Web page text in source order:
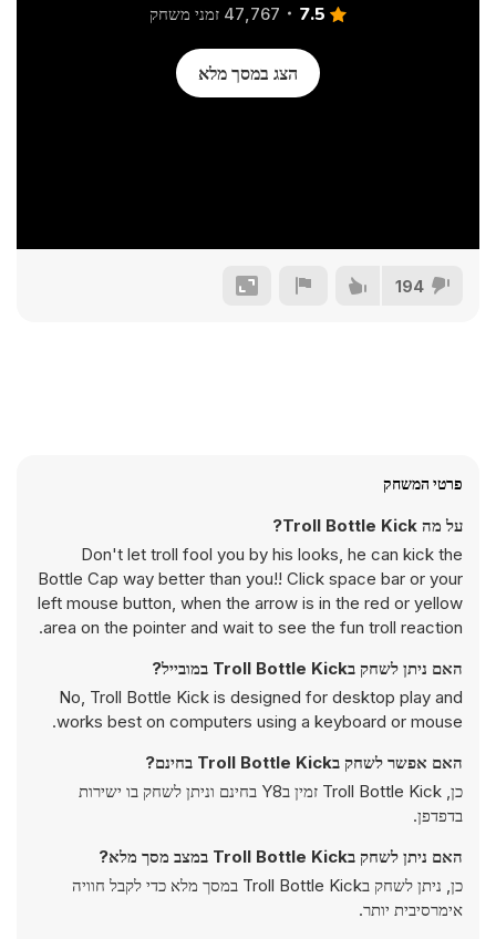
7.5 47,767 זמני משחק
הצג במסך מלא
194
פרטי המשחק
על מה Troll Bottle Kick?
Don't let troll fool you by his looks, he can kick the
Bottle Cap way better than you!! Click space bar or your
left mouse button, when the arrow is in the red or yellow
area on the pointer and wait to see the fun troll reaction.
האם ניתן לשחק בTroll Bottle Kick במובייל?
No, Troll Bottle Kick is designed for desktop play and
works best on computers using a keyboard or mouse.
האם אפשר לשחק בTroll Bottle Kick בחינם?
כן, Troll Bottle Kick זמין בY8 בחינם וניתן לשחק בו ישירות
בדפדפן.
האם ניתן לשחק בTroll Bottle Kick במצב מסך מלא?
כן, ניתן לשחק בTroll Bottle Kick במסך מלא כדי לקבל חוויה
אימרסיבית יותר.